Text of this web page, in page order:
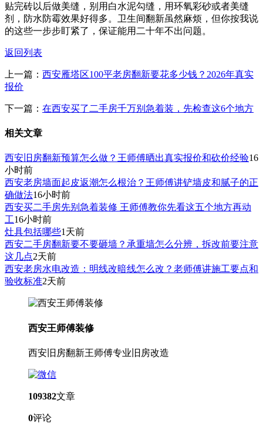
贴完砖以后做美缝，别用白水泥勾缝，用环氧彩砂或者美缝
剂，防水防霉效果好得多。卫生间翻新虽然麻烦，但你按我说
的这些一步步盯紧了，保证能用二十年不出问题。
返回列表
上一篇： 西安雁塔区100平老房翻新要花多少钱？2026年真实
报价
下一篇： 在西安买了二手房千万别急着装，先检查这6个地方
相关文章
西安旧房翻新预算怎么做？王师傅晒出真实报价和砍价经验16
小时前
西安老房墙面起皮返潮怎么根治？王师傅讲铲墙皮和腻子的正
确做法16小时前
西安买二手房先别急着装修 王师傅教你先看这五个地方再动
工16小时前
灶具包括哪些1天前
西安二手房翻新要不要砸墙？承重墙怎么分辨，拆改前要注意
这几点2天前
西安老房水电改造：明线改暗线怎么改？老师傅讲施工要点和
验收标准2天前
西安王师傅装修
西安旧房翻新王师傅专业旧房改造
109382文章
0评论